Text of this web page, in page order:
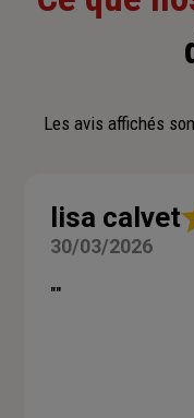
Les avis affichés
lisa calvet
30/03/2026
""